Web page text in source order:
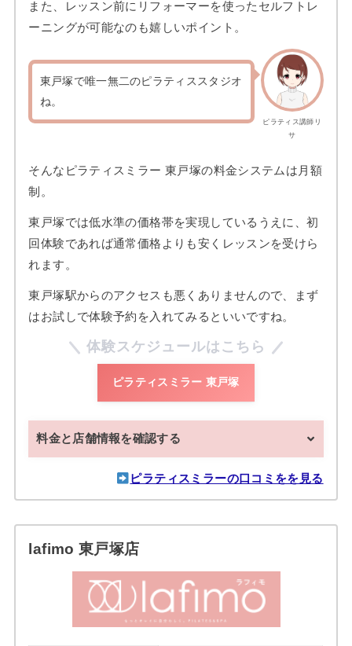
また、レッスン前にリフォーマーを使ったセルフトレ
ーニングが可能なのも嬉しいポイント。
ピラティス講師リ
サ
東戸塚で唯一無二のピラティススタジオ
ね。
そんなピラティスミラー 東戸塚の料金システムは月額
制。
東戸塚では低水準の価格帯を実現しているうえに、初
回体験であれば通常価格よりも安くレッスンを受けら
れます。
東戸塚駅からのアクセスも悪くありませんので、まず
はお試しで体験予約を入れてみるといいですね。
体験スケジュールはこちら
ピラティスミラー 東戸塚
料金と店舗情報を確認する
ピラティスミラーの口コミをを見る
lafimo 東戸塚店